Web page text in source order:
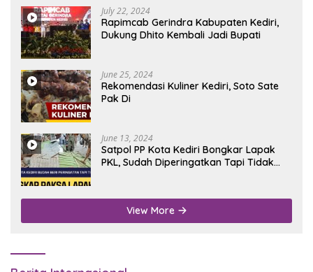
July 22, 2024
Rapimcab Gerindra Kabupaten Kediri,
Dukung Dhito Kembali Jadi Bupati
June 25, 2024
Rekomendasi Kuliner Kediri, Soto Sate
Pak Di
June 13, 2024
Satpol PP Kota Kediri Bongkar Lapak
PKL, Sudah Diperingatkan Tapi Tidak
View More